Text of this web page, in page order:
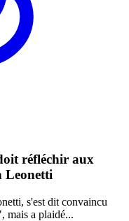
réfléchir aux
Leonetti
s'est dit convaincu
mais a plaidé...